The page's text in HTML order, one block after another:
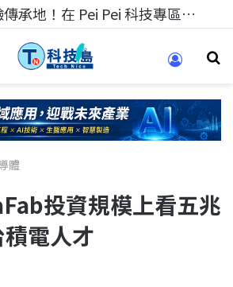
就到TECH+ 科技專區!
體
投資規模上看五兆
電人才